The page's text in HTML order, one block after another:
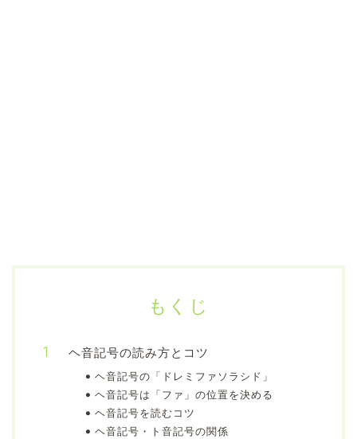
もくじ
ヘ音記号の読み方とコツ
ヘ音記号の「ドレミファソラシド」
ヘ音記号は「ファ」の位置を決める
ヘ音記号を読むコツ
ヘ音記号・ト音記号の関係